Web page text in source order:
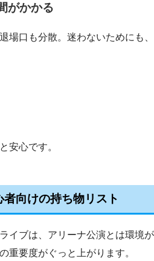
がかかる
場口も分散。迷わないためにも、
安心です。
向けの持ち物リスト
イブは、アリーナ公演とは環境が
重要度がぐっと上がります。